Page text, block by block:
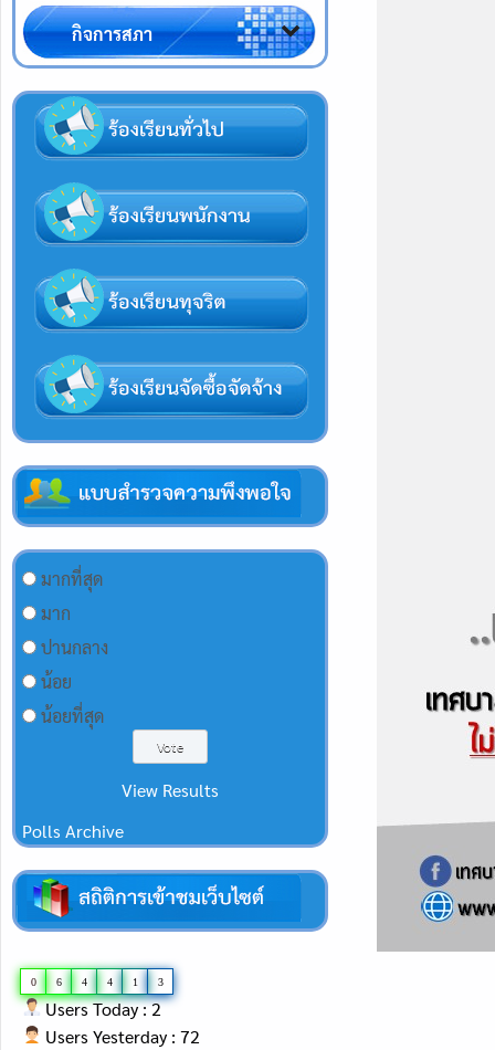
กิจการสภา
มากที่สุด
มาก
ปานกลาง
น้อย
น้อยที่สุด
View Results
Polls Archive
0 6 4 4 1 3
Users Today : 2
Users Yesterday : 72